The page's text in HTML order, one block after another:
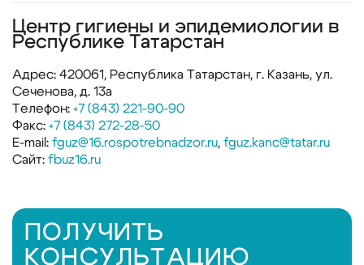
Центр гигиены и эпидемиологии в
Республике Татарстан
Адрес: 420061, Республика Татарстан, г. Казань, ул.
Сеченова, д. 13а
Телефон: +7 (843) 221-90-90
Факс: +7 (843) 272-28-50
E-mail: fguz@16.rospotrebnadzor.ru, fguz.kanc@tatar.ru
Сайт: fbuz16.ru
ПОЛУЧИТЬ
КОНСУЛЬТАЦИЮ